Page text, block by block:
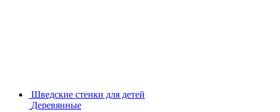
Шведские стенки для детей
Деревянные